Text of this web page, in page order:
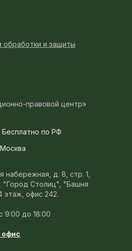
обработки и защиты
правовой центр»
Бесплатно по РФ
Москва
набережная, д. 8, стр. 1,
Столиц", "Башня
этаж, офис 242.
9:00 до 18:00
офис